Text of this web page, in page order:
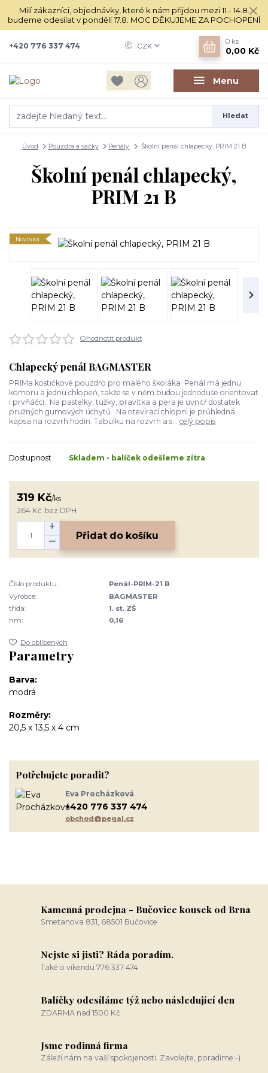
Milí zákazníci, objednávky, které k nám přijdou mezi 11.- 14.8.
budeme odesílat v pondělí 17.8. MOC DĚKUJEME ZA POCHOPENÍ
Menu
CZK
Hledat
+420 776 337 474
0 ks
0,00 Kč
Úvod Pouzdra a sáčky Penály Školní penál chlapecký, PRIM 21 B
Školní penál chlapecký,
PRIM 21 B
Novinka
Ohodnotit produkt
Chlapecký penál BAGMASTER
PRIMa kostičkové pouzdro pro malého školáka Penál má jednu
komoru a jednu chlopeň, takže se v něm budou jednoduše orientovat
i prvňáčci. Na pastelky, tužky, pravítka a pera je uvnitř dostatek
pružných gumových úchytů. Na otevírací chlopni je průhledná
kapsa na rozvrh hodin. Tabulku na rozvrh a s... celý popis
Dostupnost Skladem - balíček odešleme zítra
319 Kč/ks
264 Kč bez DPH
Přidat do košíku
Číslo produktu:
Penál-PRIM-21 B
Výrobce:
BAGMASTER
třída:
1. st. ZŠ
hm:
0,16
Do oblíbených
Parametry
Barva
modrá
Rozměry
20,5 x 13,5 x 4 cm
Potřebujete poradit?
Eva Procházková
+420 776 337 474
obchod@pegal.cz
Kamenná prodejna - Bučovice kousek od Brna
Smetanova 831, 68501 Bučovice
Nejste si jisti? Ráda poradím.
Také o víkendu 776 337 474
Balíčky odesíláme týž nebo následující den
ZDARMA nad 1500 Kč
Jsme rodinná firma
Záleží nám na vaší spokojenosti. Zavolejte, poradíme:-)